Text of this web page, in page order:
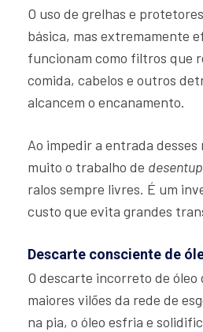
O uso de grelhas e
básica, mas extremamente
funcionam como filtros que
comida, cabelos e outros
alcancem o encanamento.
Ao impedir a entrada
muito o trabalho de
ralos sempre livres. É um
custo que evita grandes
Descarte consciente de
O descarte incorreto de óleo
maiores vilões da rede de
na pia, o óleo esfria e